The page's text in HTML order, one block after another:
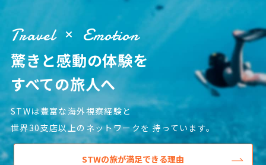
Travel Emotion
驚きと感動の体験を
すべての旅人へ
STWは豊富な海外視察経験と
世界30支店以上のネットワークを 持っています。
STWの旅が満足できる理由